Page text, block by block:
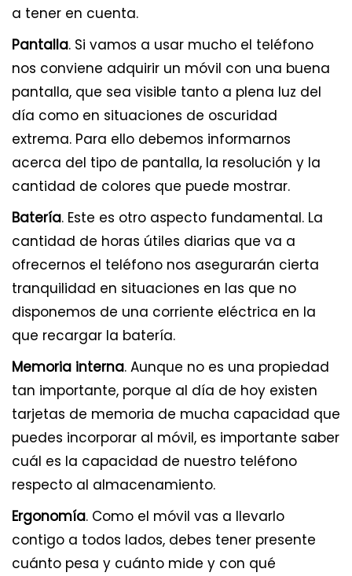
a tener en cuenta.
Pantalla. Si vamos a usar mucho el teléfono
nos conviene adquirir un móvil con una buena
pantalla, que sea visible tanto a plena luz del
día como en situaciones de oscuridad
extrema. Para ello debemos informarnos
acerca del tipo de pantalla, la resolución y la
cantidad de colores que puede mostrar.
Batería. Este es otro aspecto fundamental. La
cantidad de horas útiles diarias que va a
ofrecernos el teléfono nos asegurarán cierta
tranquilidad en situaciones en las que no
disponemos de una corriente eléctrica en la
que recargar la batería.
Memoria interna. Aunque no es una propiedad
tan importante, porque al día de hoy existen
tarjetas de memoria de mucha capacidad que
puedes incorporar al móvil, es importante saber
cuál es la capacidad de nuestro teléfono
respecto al almacenamiento.
Ergonomía. Como el móvil vas a llevarlo
contigo a todos lados, debes tener presente
cuánto pesa y cuánto mide y con qué